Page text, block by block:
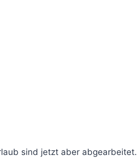
sind jetzt aber abgearbeitet.